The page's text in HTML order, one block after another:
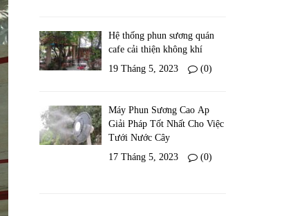
Hệ thống phun sương quán
cafe cải thiện không khí
19 Tháng 5, 2023
(0)
Máy Phun Sương Cao Áp
Giải Pháp Tốt Nhất Cho Việc
Tưới Nước Cây
17 Tháng 5, 2023
(0)